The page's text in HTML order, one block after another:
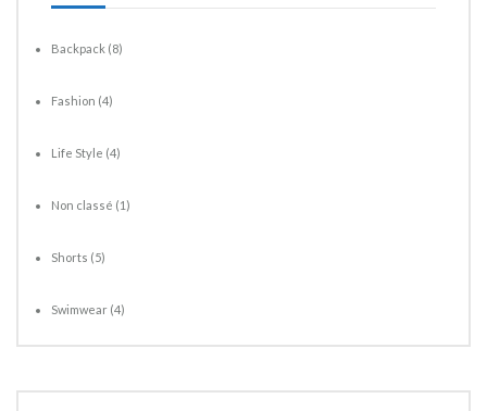
Backpack (8)
Fashion (4)
Life Style (4)
Non classé (1)
Shorts (5)
Swimwear (4)